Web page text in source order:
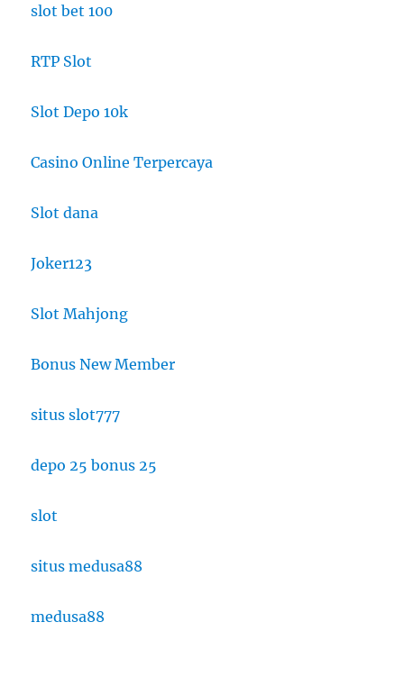
slot bet 100
RTP Slot
Slot Depo 10k
Casino Online Terpercaya
Slot dana
Joker123
Slot Mahjong
Bonus New Member
situs slot777
depo 25 bonus 25
slot
situs medusa88
medusa88